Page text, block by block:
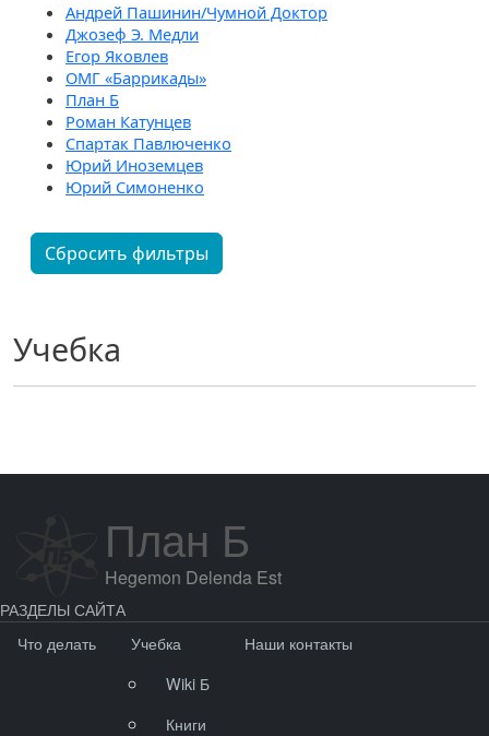
Учебка
Андрей Пашинин/Чумной Доктор
Джозеф Э. Медли
Егор Яковлев
ОМГ «Баррикады»
План Б
Роман Катунцев
Спартак Павлюченко
Юрий Иноземцев
Юрий Симоненко
Сбросить фильтры
План Б
Hegemon Delenda Est
РАЗДЕЛЫ САЙТА
Что делать
Учебка
Wiki Б
Книги
Наши контакты